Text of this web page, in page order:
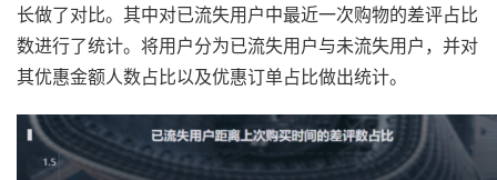
长做了对比。其中对已流失用户中最近一次购物的差评占比
数进行了统计。将用户分为已流失用户与未流失用户，并对
其优惠金额人数占比以及优惠订单占比做出统计。